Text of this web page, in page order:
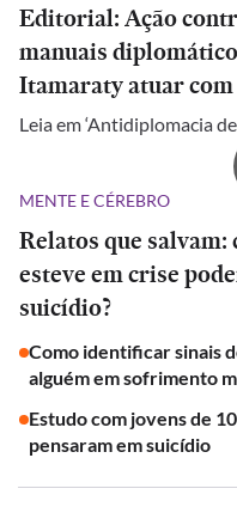
Editorial: Ação
manuais
Itamaraty atuar
Leia em ‘Antidiplomacia
MENTE E CÉREBRO
Relatos que
esteve em crise
suicídio?
Como identificar sinais
alguém em sofrimento
Estudo com jovens de
pensaram em suicídio